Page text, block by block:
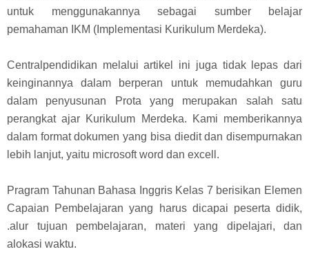
untuk menggunakannya sebagai sumber belajar
pemahaman IKM (Implementasi Kurikulum Merdeka).
Centralpendidikan melalui artikel ini juga tidak lepas dari
keinginannya dalam berperan untuk memudahkan guru
dalam penyusunan Prota yang merupakan salah satu
perangkat ajar Kurikulum Merdeka. Kami memberikannya
dalam format dokumen yang bisa diedit dan disempurnakan
lebih lanjut, yaitu microsoft word dan excell.
Pragram Tahunan Bahasa Inggris Kelas 7 berisikan Elemen
Capaian Pembelajaran yang harus dicapai peserta didik,
.alur tujuan pembelajaran, materi yang dipelajari, dan
alokasi waktu.